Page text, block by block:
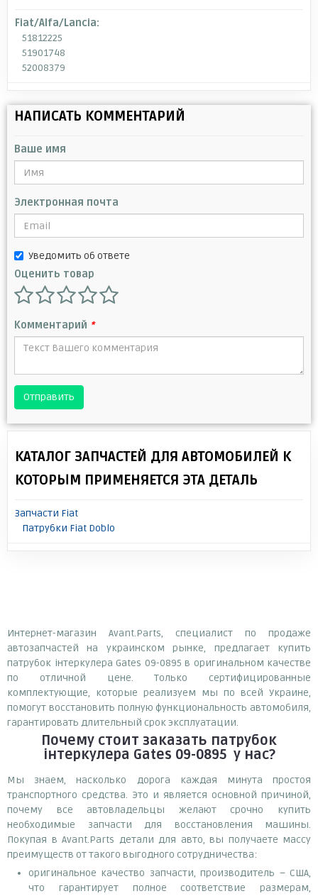
Fiat/Alfa/Lancia:
51812225
51901748
52008379
НАПИСАТЬ КОММЕНТАРИЙ
Ваше имя
Электронная почта
Уведомить об ответе
Оценить товар
Комментарий *
Отправить
КАТАЛОГ ЗАПЧАСТЕЙ ДЛЯ АВТОМОБИЛЕЙ К
КОТОРЫМ ПРИМЕНЯЕТСЯ ЭТА ДЕТАЛЬ
Запчасти Fiat
Патрубки Fiat Doblo
Интернет-магазин Avant.Parts, специалист по продаже
автозапчастей на украинском рынке, предлагает купить
патрубок інтеркулера Gates 09-0895 в оригинальном качестве
по отличной цене. Только сертифицированные
комплектующие, которые реализуем мы по всей Украине,
помогут восстановить полную функциональность автомобиля,
гарантировать длительный срок эксплуатации.
Почему стоит заказать патрубок
інтеркулера Gates 09-0895 у нас?
Мы знаем, насколько дорога каждая минута простоя
транспортного средства. Это и является основной причиной,
почему все автовладельцы желают срочно купить
необходимые запчасти для восстановления машины.
Покупая в Avant.Parts детали для авто, вы получаете массу
преимуществ от такого выгодного сотрудничества:
оригинальное качество запчасти, производитель – США,
что гарантирует полное соответствие размерам,